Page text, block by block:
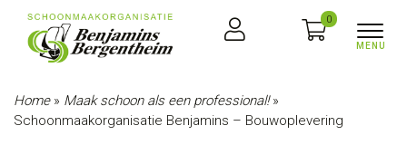
0
Home» Maak schoon als een professional!»
Schoonmaakorganisatie Benjamins – Bouwoplevering